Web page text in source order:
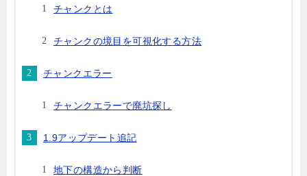
チャンクとは
チャンクの境目を可視化する方法
チャンクエラー
チャンクエラーで廃坑探し
1.9アップデート追記
地下の構造から判断